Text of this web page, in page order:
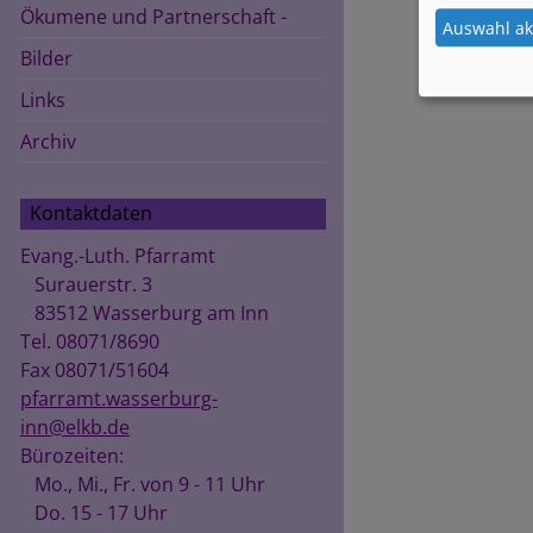
Ökumene und Partnerschaft -
Bilder
Links
Archiv
Kontaktdaten
Evang.-Luth. Pfarramt
Surauerstr. 3
83512 Wasserburg am Inn
Tel. 08071/8690
Fax 08071/51604
pfarramt.wasserburg-
inn@elkb.de
Bürozeiten:
Mo., Mi., Fr. von 9 - 11 Uhr
Do. 15 - 17 Uhr
Auswahl